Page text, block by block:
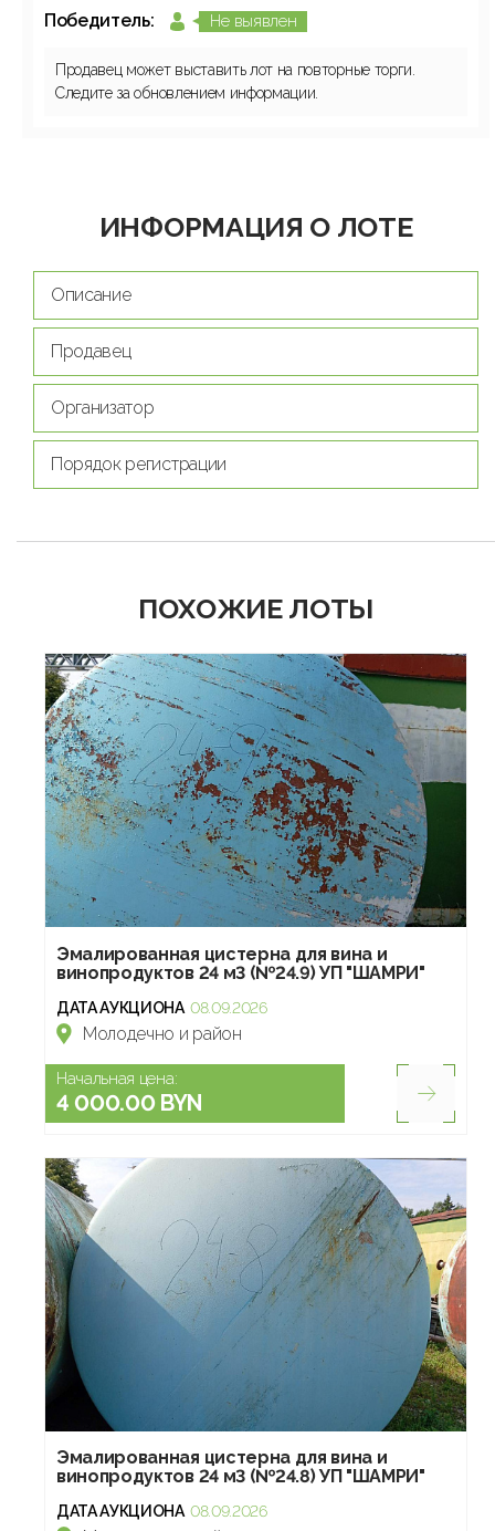
Победитель: Не выявлен
Продавец может выставить лот на повторные торги.
Следите за обновлением информации.
ИНФОРМАЦИЯ О ЛОТЕ
Описание
Продавец
Организатор
Порядок регистрации
ПОХОЖИЕ ЛОТЫ
Эмалированная цистерна для вина и
винопродуктов 24 м3 (№24.9) УП "ШАМРИ"
ДАТА АУКЦИОНА 08.09.2026
Молодечно и район
Начальная цена:
4 000.00 BYN
Эмалированная цистерна для вина и
винопродуктов 24 м3 (№24.8) УП "ШАМРИ"
ДАТА АУКЦИОНА 08.09.2026